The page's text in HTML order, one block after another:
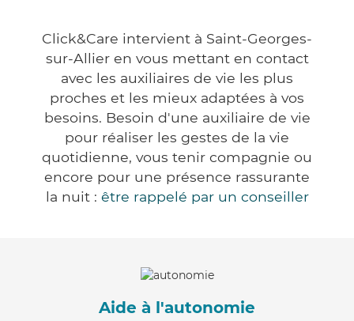
Click&Care intervient à Saint-Georges-
sur-Allier en vous mettant en contact
avec les auxiliaires de vie les plus
proches et les mieux adaptées à vos
besoins. Besoin d'une auxiliaire de vie
pour réaliser les gestes de la vie
quotidienne, vous tenir compagnie ou
encore pour une présence rassurante
la nuit : être rappelé par un conseiller
Aide à l'autonomie